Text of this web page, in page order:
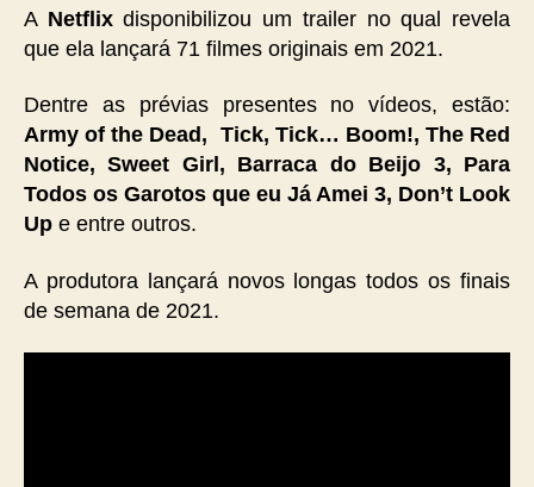
A Netflixdisponibilizou um trailer no qual revela
que ela lançará 71 filmes originais em 2021.
Dentre as prévias presentes no vídeos, estão:
Army of the Dead, Tick, Tick… Boom!, The Red
Notice, Sweet Girl, Barraca do Beijo 3, Para
Todos os Garotos que eu Já Amei 3, Don’t Look
Up e entre outros.
A produtora lançará novos longas todos os finais
de semana de 2021.